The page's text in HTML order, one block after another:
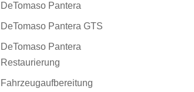
DeTomaso Pantera
DeTomaso Pantera GTS
DeTomaso Pantera
Restaurierung
Fahrzeugaufbereitung